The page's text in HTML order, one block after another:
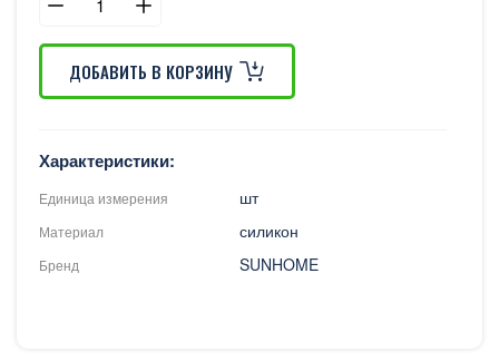
ДОБАВИТЬ В КОРЗИНУ
Характеристики:
Единица измерения шт
Материал силикон
Бренд SUNHOME